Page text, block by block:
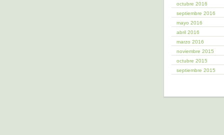
octubre 2016
septiembre 2016
mayo 2016
abril 2016
marzo 2016
noviembre 2015
octubre 2015
septiembre 2015